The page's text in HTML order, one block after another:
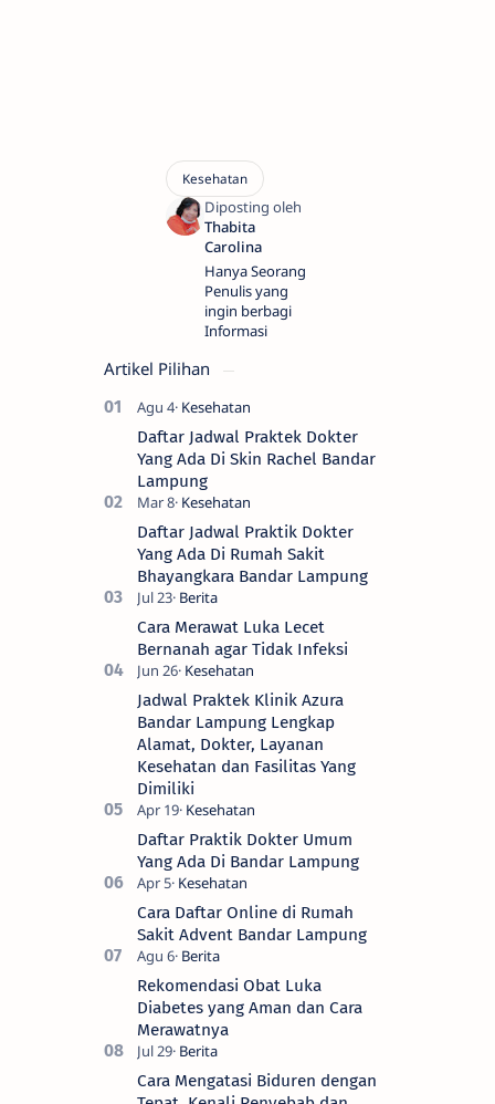
Hanya Seorang
Penulis yang
ingin berbagi
Informasi
Artikel Pilihan
Daftar Jadwal Praktek Dokter
Yang Ada Di Skin Rachel Bandar
Lampung
Daftar Jadwal Praktik Dokter
Yang Ada Di Rumah Sakit
Bhayangkara Bandar Lampung
Cara Merawat Luka Lecet
Bernanah agar Tidak Infeksi
Jadwal Praktek Klinik Azura
Bandar Lampung Lengkap
Alamat, Dokter, Layanan
Kesehatan dan Fasilitas Yang
Dimiliki
Daftar Praktik Dokter Umum
Yang Ada Di Bandar Lampung
Cara Daftar Online di Rumah
Sakit Advent Bandar Lampung
Rekomendasi Obat Luka
Diabetes yang Aman dan Cara
Merawatnya
Cara Mengatasi Biduren dengan